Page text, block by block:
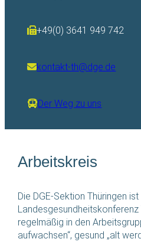
+49(0) 3641 949 742
kontakt-th@dge.de
Der Weg zu uns
Arbeitskreis
Die DGE-Sektion Thüringen
Landesgesundheitskonferenz
regelmäßig in den
aufwachsen“, gesund „alt